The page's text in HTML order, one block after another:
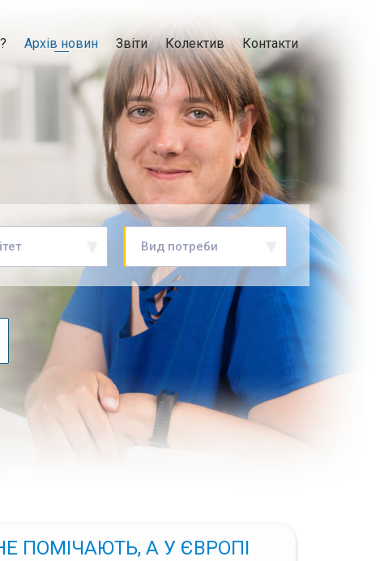
Архів новин Звіти Колектив Контакти
Вид потреби
ПОМІЧАЮТЬ, А У ЄВРОПІ